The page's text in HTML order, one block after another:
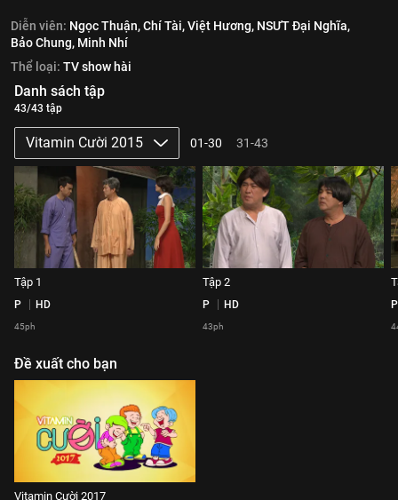
Diễn viên: Ngọc Thuận,Chí Tài,Việt Hương, NSƯT Đại Nghĩa,
Bảo Chung, Minh Nhí
Thể loại: TV show hài
Danh sách tập
43/43 tập
Vitamin Cười 2015 01-30 31-43
Tập 1
P HD
45ph
Tập 2
P HD
43ph
P
Đề xuất cho bạn
Vitamin Cười 2017